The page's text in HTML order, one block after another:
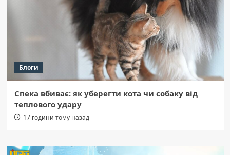
Блоги
Спека вбиває: як уберегти кота чи собаку від
теплового удару
17 години тому назад